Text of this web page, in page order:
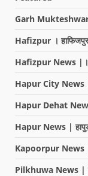
Garh
Hafizpur । हाफिजपुर
Hafizpur News |।
Hapur City News
Hapur Dehat
Hapur News |
Kapoorpur News
Pilkhuwa News |